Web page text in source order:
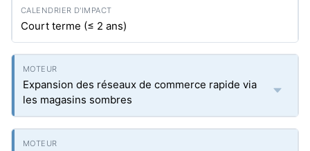
Court terme (≤ 2 ans)
Expansion des réseaux de commerce rapide via
les magasins sombres